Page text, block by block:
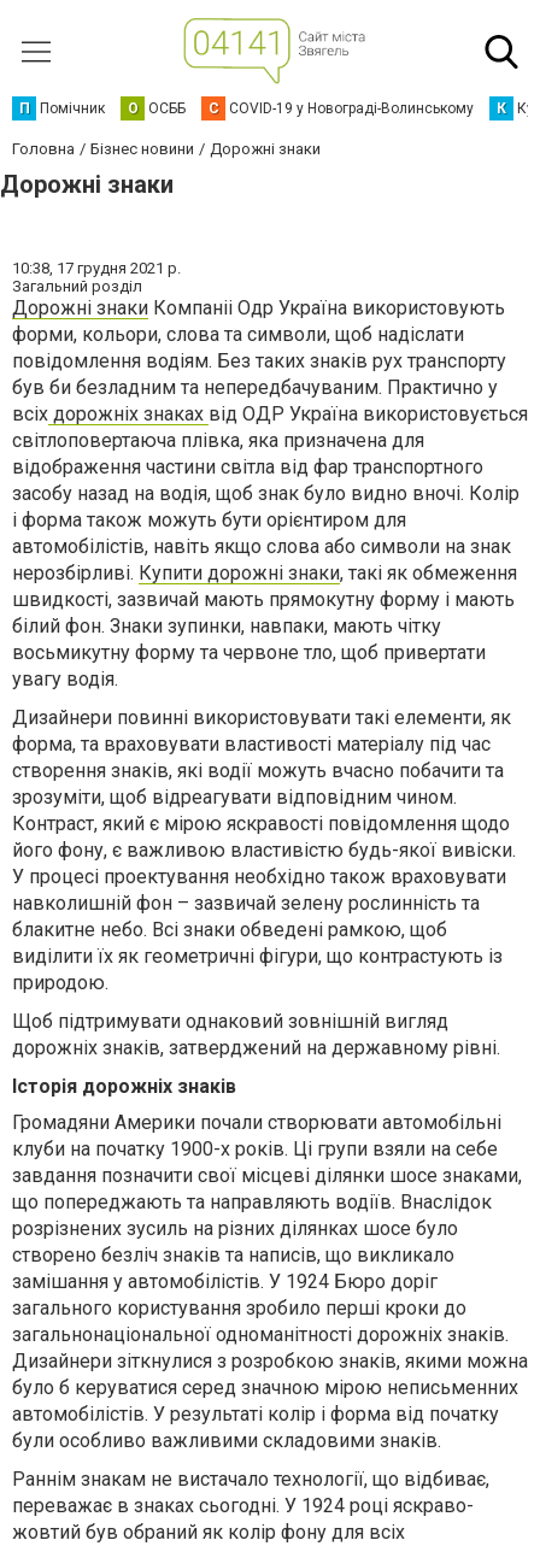
П Помічник О ОСББ C COVID-19 у Новограді-Волинському К
Головна Бізнес новини Дорожні знаки
Дорожні знаки
10:38, 17 грудня 2021 р.
Загальний розділ
Дорожні знаки Компаніі Одр Україна використовують
форми, кольори, слова та символи, щоб надіслати
повідомлення водіям. Без таких знаків рух транспорту
був би безладним та непередбачуваним. Практично у
всіх дорожніх знаках від ОДР Україна використовується
світлоповертаюча плівка, яка призначена для
відображення частини світла від фар транспортного
засобу назад на водія, щоб знак було видно вночі. Колір
і форма також можуть бути орієнтиром для
автомобілістів, навіть якщо слова або символи на знак
нерозбірливі. Купити дорожні знаки, такі як обмеження
швидкості, зазвичай мають прямокутну форму і мають
білий фон. Знаки зупинки, навпаки, мають чітку
восьмикутну форму та червоне тло, щоб привертати
увагу водія.
Дизайнери повинні використовувати такі елементи, як
форма, та враховувати властивості матеріалу під час
створення знаків, які водії можуть вчасно побачити та
зрозуміти, щоб відреагувати відповідним чином.
Контраст, який є мірою яскравості повідомлення щодо
його фону, є важливою властивістю будь-якої вивіски.
У процесі проектування необхідно також враховувати
навколишній фон – зазвичай зелену рослинність та
блакитне небо. Всі знаки обведені рамкою, щоб
виділити їх як геометричні фігури, що контрастують із
природою.
Щоб підтримувати однаковий зовнішній вигляд
дорожніх знаків, затверджений на державному рівні.
Історія дорожніх знаків
Громадяни Америки почали створювати автомобільні
клуби на початку 1900-х років. Ці групи взяли на себе
завдання позначити свої місцеві ділянки шосе знаками,
що попереджають та направляють водіїв. Внаслідок
розрізнених зусиль на різних ділянках шосе було
створено безліч знаків та написів, що викликало
замішання у автомобілістів. У 1924 Бюро доріг
загального користування зробило перші кроки до
загальнонаціональної одноманітності дорожніх знаків.
Дизайнери зіткнулися з розробкою знаків, якими можна
було б керуватися серед значною мірою неписьменних
автомобілістів. У результаті колір і форма від початку
були особливо важливими складовими знаків.
Раннім знакам не вистачало технології, що відбиває,
переважає в знаках сьогодні. У 1924 році яскраво-
жовтий був обраний як колір фону для всіх